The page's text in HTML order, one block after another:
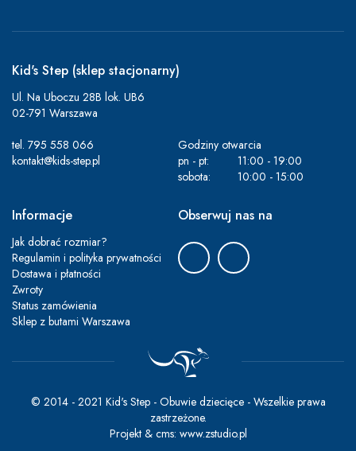
Kid's Step (sklep stacjonarny)
Ul. Na Uboczu 28B lok. UB6
02-791 Warszawa
tel. 795 558 066
kontakt@kids-step.pl
Godziny otwarcia
pn - pt:
11:00 - 19:00
sobota:
10:00 - 15:00
Informacje
Jak dobrać rozmiar?
Regulamin i polityka prywatności
Dostawa i płatności
Zwroty
Status zamówienia
Sklep z butami Warszawa
Obserwuj nas na
© 2014 - 2021 Kid's Step - Obuwie dziecięce - Wszelkie prawa
zastrzeżone.
Projekt & cms: www.zstudio.pl